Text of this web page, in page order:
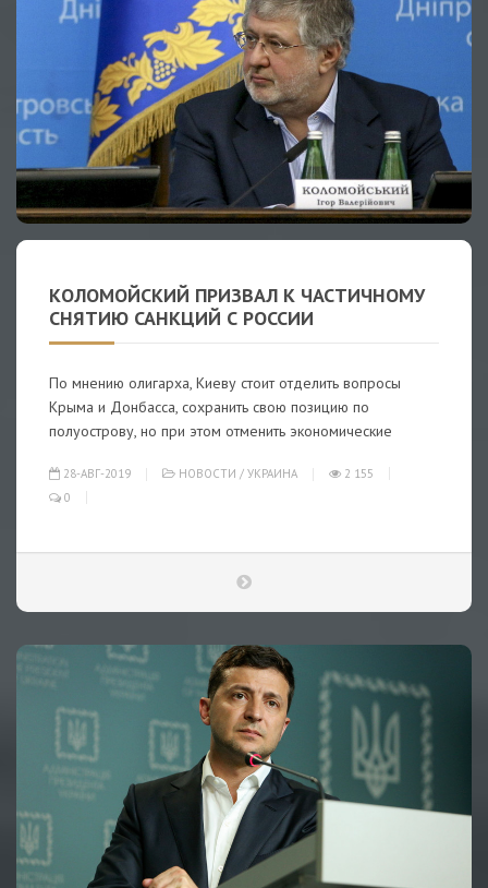
КОЛОМОЙСКИЙ ПРИЗВАЛ К ЧАСТИЧНОМУ
СНЯТИЮ САНКЦИЙ С РОССИИ
По мнению олигарха, Киеву стоит отделить вопросы
Крыма и Донбасса, сохранить свою позицию по
полуострову, но при этом отменить экономические
28-АВГ-2019 НОВОСТИ / УКРАИНА
2 155
0